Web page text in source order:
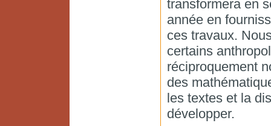
transformera en
année en
ces travaux.
certains
réciproquement
des
les textes et la
développer.